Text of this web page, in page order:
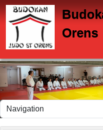
Orens
Panneau de gestion des